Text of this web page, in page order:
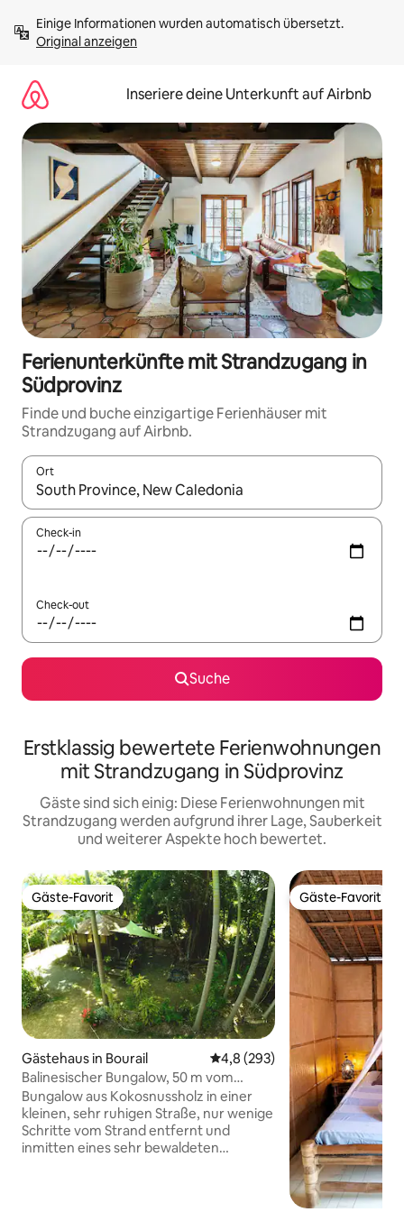
Inhalten
springenOriginal anzeigen
Inseriere deine Unterkunft auf Airbnb
Ferienunterkünfte mit Strandzugang in
Südprovinz
Finde und buche einzigartige Ferienhäuser mit
Strandzugang auf Airbnb.
Ort
Wenn Ergebnisse verfügbar sind, navigiere mit den
Check-in
Check-out
Suche
Erstklassig bewertete Ferienwohnungen
mit Strandzugang in Südprovinz
Gäste sind sich einig: Diese Ferienwohnungen mit
Strandzugang werden aufgrund ihrer Lage, Sauberkeit
und weiterer Aspekte hoch bewertet.
Gäste-Favorit
Gäste-Favorit
Gästehaus in Bourail Durchschnittliche Bewertung:
4,8 (293)
Balinesischer Bungalow, 50 m vom
Strand entfernt
Bungalow aus Kokosnussholz in einer
kleinen, sehr ruhigen Straße, nur wenige
Schritte vom Strand entfernt und
inmitten eines sehr bewaldeten
Gäste-Favorit
Gäste-Favorit